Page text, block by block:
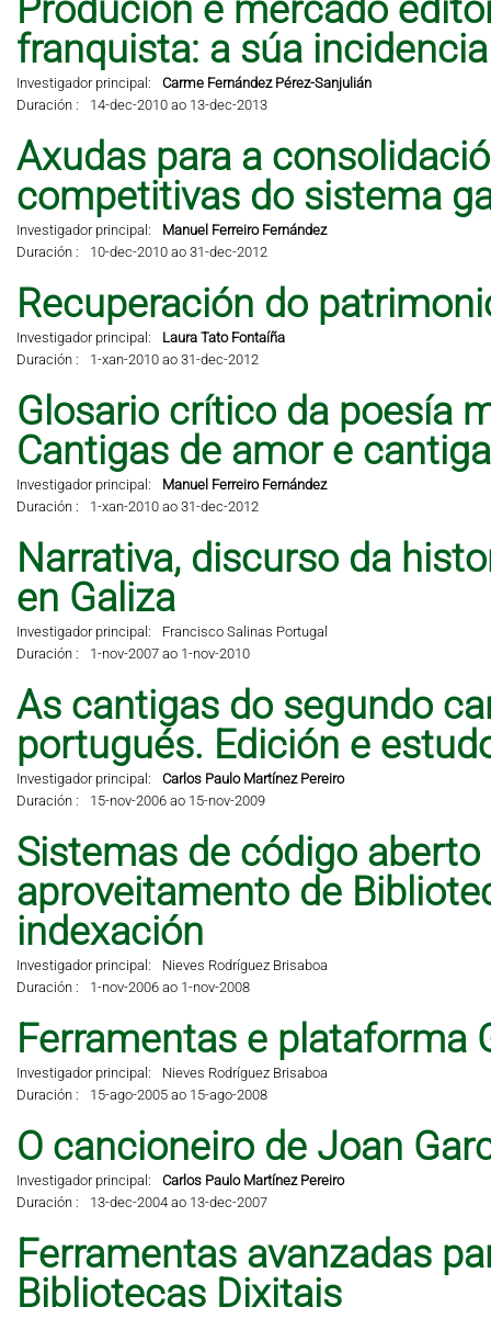
Produción e mercado
franquista: a súa
Investigador principal:
Carme Fernández Pérez-Sanjulián
Duración :
14-dec-2010 ao 13-dec-2013
Axudas para a
competitivas do sistema
Investigador principal:
Manuel Ferreiro Fernández
Duración :
10-dec-2010 ao 31-dec-2012
Recuperación do
Investigador principal:
Laura Tato Fontaíña
Duración :
1-xan-2010 ao 31-dec-2012
Glosario crítico da poesía
Cantigas de amor e
Investigador principal:
Manuel Ferreiro Fernández
Duración :
1-xan-2010 ao 31-dec-2012
Narrativa, discurso da
en Galiza
Investigador principal:
Francisco Salinas Portugal
Duración :
1-nov-2007 ao 1-nov-2010
As cantigas do segundo
portugués. Edición e
Investigador principal:
Carlos Paulo Martínez Pereiro
Duración :
15-nov-2006 ao 15-nov-2009
Sistemas de código
aproveitamento de
indexación
Investigador principal:
Nieves Rodríguez Brisaboa
Duración :
1-nov-2006 ao 1-nov-2008
Ferramentas e plataforma
Investigador principal:
Nieves Rodríguez Brisaboa
Duración :
15-ago-2005 ao 15-ago-2008
O cancioneiro de Joan
Investigador principal:
Carlos Paulo Martínez Pereiro
Duración :
13-dec-2004 ao 13-dec-2007
Ferramentas avanzadas
Bibliotecas Dixitais